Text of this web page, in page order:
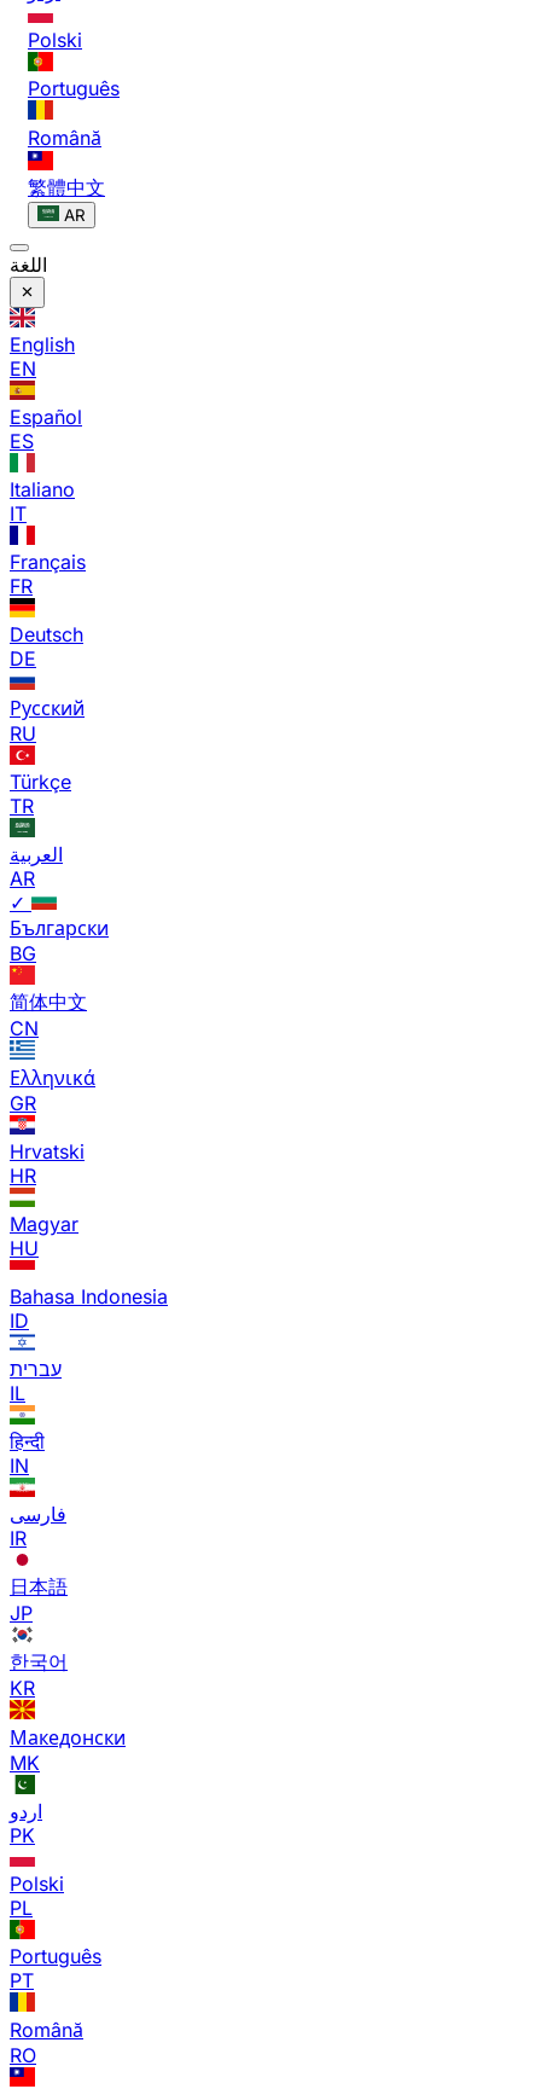
Polski
Português
Română
繁體中文
AR
اللغة
English
EN
Español
ES
Italiano
IT
Français
FR
Deutsch
DE
Русский
RU
Türkçe
TR
العربية
AR
✓
Български
BG
简体中文
CN
Ελληνικά
GR
Hrvatski
HR
Magyar
HU
Bahasa Indonesia
ID
עברית
IL
हिन्दी
IN
فارسی
IR
日本語
JP
한국어
KR
Македонски
MK
اردو
PK
Polski
PL
Português
PT
Română
RO